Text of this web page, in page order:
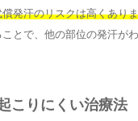
発汗のリスクは高くあり
とで、他の部位の発汗が
こりにくい治療法